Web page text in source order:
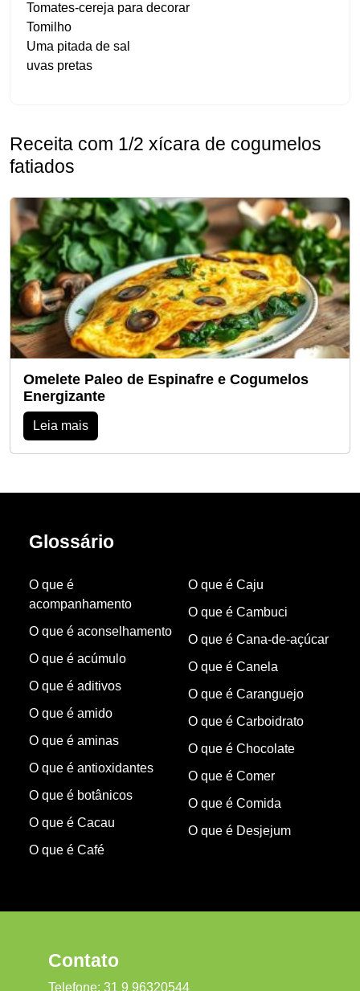
Tomates-cereja para decorar
Tomilho
Uma pitada de sal
uvas pretas
Receita com 1/2 xícara de cogumelos
fatiados
Omelete Paleo de Espinafre e Cogumelos
Energizante
Leia mais
Glossário
O que é
acompanhamento
O que é aconselhamento
O que é acúmulo
O que é aditivos
O que é amido
O que é aminas
O que é antioxidantes
O que é botânicos
O que é Cacau
O que é Café
O que é Caju
O que é Cambuci
O que é Cana-de-açúcar
O que é Canela
O que é Caranguejo
O que é Carboidrato
O que é Chocolate
O que é Comer
O que é Comida
O que é Desjejum
Contato
Telefone: 31 9 96320544